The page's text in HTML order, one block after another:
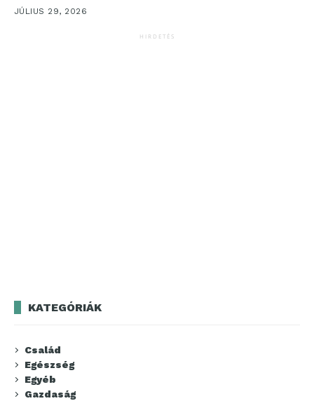
JÚLIUS 29, 2026
HIRDETÉS
KATEGÓRIÁK
Család
Egészség
Egyéb
Gazdaság